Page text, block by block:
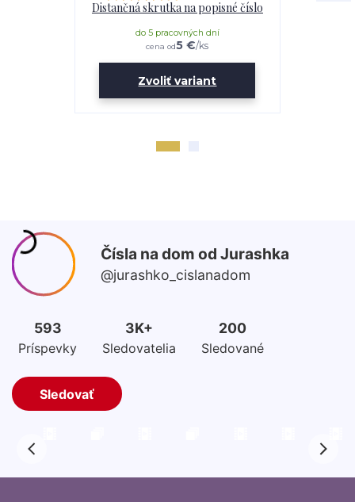
Distančná skrutka na popisné číslo
cena od5 €/ks
do 5 pracovných dní
Zvoliť variant